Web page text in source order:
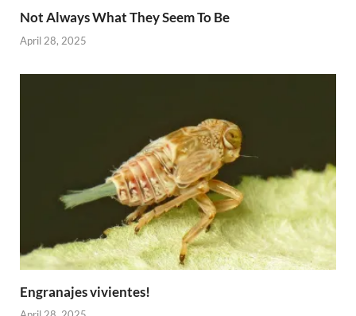
Not Always What They Seem To Be
April 28, 2025
Engranajes vivientes!